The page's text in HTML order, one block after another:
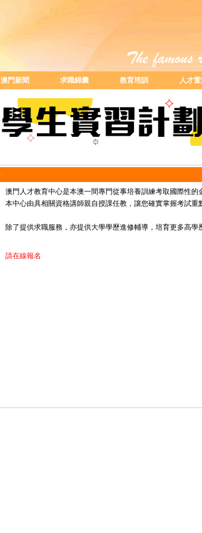
澳門新聞 求職錦囊 教育培訓 人才
澳門人才教育中心是本澳一間專門從事培養訓練考取國際性
本中心由具相關資格講師親自授課任教，讓您確實掌握考試重
除了提供求職服務，亦提供大學學歷進修輔導，培育更多高學
請在線報名